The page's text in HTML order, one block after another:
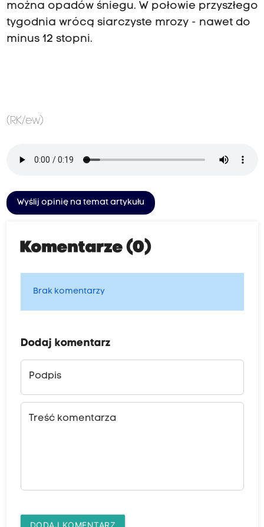
można opadów śniegu. W połowie przyszłego
tygodnia wrócą siarczyste mrozy - nawet do
minus 12 stopni.
(RK/ew)
Wyślij opinię na temat artykułu
Komentarze (0)
Brak komentarzy
Dodaj komentarz
Podpis
Treść komentarza
DODAJ KOMENTARZ